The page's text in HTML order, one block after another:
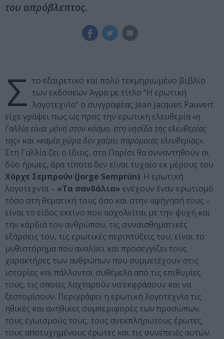
του απρόβλεπτος.
Σ το εξαιρετικό και πολύ τεκμηριωμένο βιβλίο
των εκδόσεων Άγρα με τίτλο “Η ερωτική
λογοτεχνία” ο συγγραφέας Jean Jacques Pauvert
είχε γράψει πως ως προς την ερωτική ελευθερία «η
Γαλλία είναι μόνη στον κόσμο, στη νησίδα της ελευθερίας
της» και «καμία χώρα δεν χαίρει παρόμοιας ελευθερίας».
Στη Γαλλία ζει ο ίδιος, στο Παρίσι θα συναντηθούν οι
δύο ήρωες, άρα τίποτα δεν είναι τυχαίο εκ μέρους του
Χόρχε Σεμπρούν (Jorge Semprún). Η ερωτική
λογοτεχνία – «Τα σανδάλια» ενέχουν έναν ερωτισμό
τόσο στη θεματική τους όσο και στην αφήγησή τους –
είναι το είδος εκείνο που ασχολείται με την ψυχή και
την καρδιά του ανθρώπου, τις συναισθηματικές
εξάρσεις του, τις ερωτικές περιπτύξεις του, είναι το
μυθιστόρημα που αναλύει και προσεγγίζει τους
χαρακτήρες των ανθρώπων που συμμετέχουν στις
ιστορίες και πάλλονται συθέμελα από τις επιθυμίες
τους, τις οποίες λαχταρούν να εκφράσουν και να
ξεστομίσουν. Περιγράφει η ερωτική λογοτεχνία τις
ηθικές και ανήθικες συμπεριφορές των προσώπων,
τους εγωισμούς τους, τους ανεκπλήρωτους έρωτες,
τους αποτυχημένους έρωτες και τις συνέπειές αυτών.